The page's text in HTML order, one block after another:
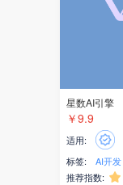
星数AI引擎
￥9.9
适用:
标签:
AI开发
推荐指数: 